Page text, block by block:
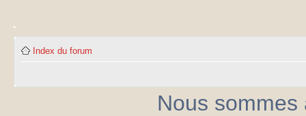
Index du forum
Nous